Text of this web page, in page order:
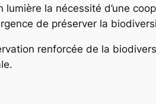
la nécessité d’une
de préserver la
renforcée de la